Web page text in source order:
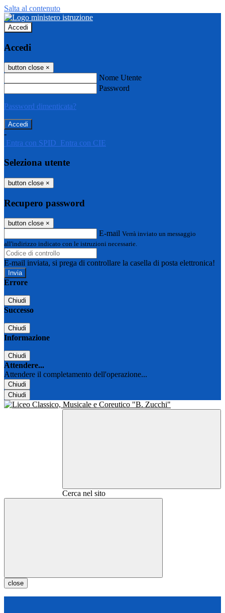
Salta al contenuto
Accedi
Accedi
button close ×
Nome Utente
Password
Password dimenticata?
-
Entra con SPID Entra con CIE
Seleziona utente
button close ×
Recupero password
button close ×
E-mail Verrà inviato un messaggio
all'indirizzo indicato con le istruzioni necessarie.
E-mail inviata, si prega di controllare la casella di posta elettronica!
Errore
Chiudi
Successo
Chiudi
Informazione
Chiudi
Attendere...
Attendere il completamento dell'operazione...
Chiudi
Chiudi
Cerca nel sito
close